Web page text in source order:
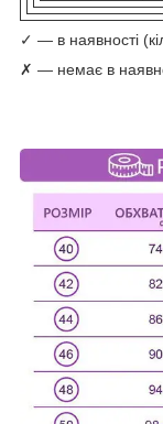
✓ — в наявності
✗ — немає в